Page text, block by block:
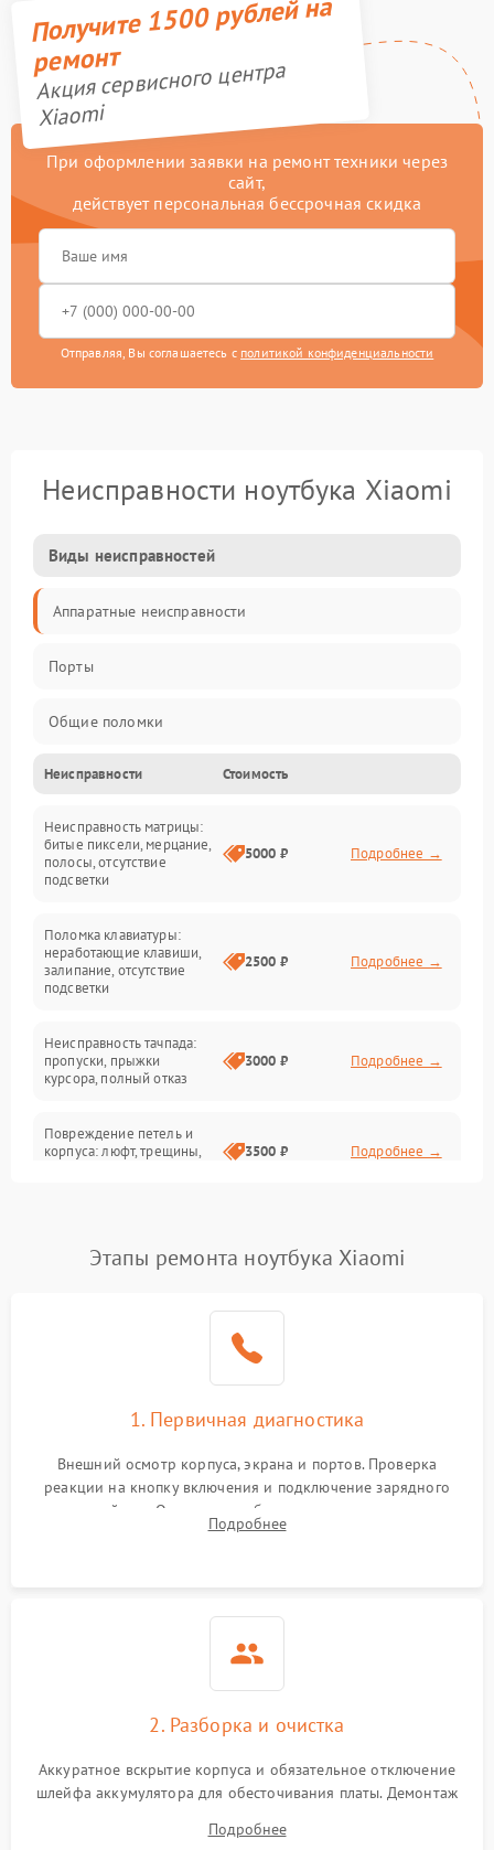
Получите 1500 рублей на
ремонт
Акция сервисного центра
Xiaomi
При оформлении заявки на ремонт техники через
сайт,
действует персональная бессрочная скидка
Отправляя, Вы соглашаетесь с политикой конфиденциальности
Неисправности ноутбука Xiaomi
Виды неисправностей
Аппаратные неисправности
Порты
Общие поломки
Устройства
Программные ошибки
Электрические и системные сбои
Интерфейсные проблемы
Батарея
Сеть и интернет
Неисправности Стоимость
Неисправность матрицы:
битые пиксели, мерцание,
полосы, отсутствие
подсветки
5000 ₽ Подробнее →
Поломка клавиатуры:
неработающие клавиши,
залипание, отсутствие
подсветки
2500 ₽ Подробнее →
Неисправность тачпада:
пропуски, прыжки
курсора, полный отказ
3000 ₽ Подробнее →
Повреждение петель и
корпуса: люфт, трещины,
3500 ₽ Подробнее →
невозможность зарядки,
2500 ₽ Подробнее →
2000 ₽
Перегрев из‑за пыли,
неисправности кулера
Выход из строя SSD или
HDD: медленная загрузка,
2000 ₽
Проблемы Wi‑Fi или
2500 ₽
Этапы ремонта ноутбука Xiaomi
1. Первичная диагностика
Внешний осмотр корпуса, экрана и портов. Проверка
реакции на кнопку включения и подключение зарядного
устройства. Оценка потребления тока с помощью
лабораторного блока питания для локализации проблемы.
Подробнее
2. Разборка и очистка
Аккуратное вскрытие корпуса и обязательное отключение
шлейфа аккумулятора для обесточивания платы. Демонтаж
высохшей термопасты с кристаллов чипов.
Подробнее